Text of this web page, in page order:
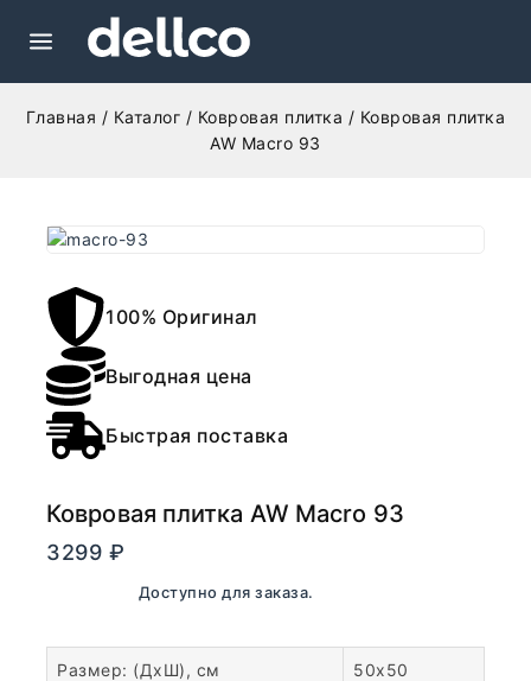
Главная / Каталог / Ковровая плитка / Ковровая плитка
AW Macro 93
100% Оригинал
Выгодная цена
Быстрая поставка
Ковровая плитка AW Macro 93
3299 ₽
В наличии. Доступно для заказа.
Размер: (ДхШ), см 50х50